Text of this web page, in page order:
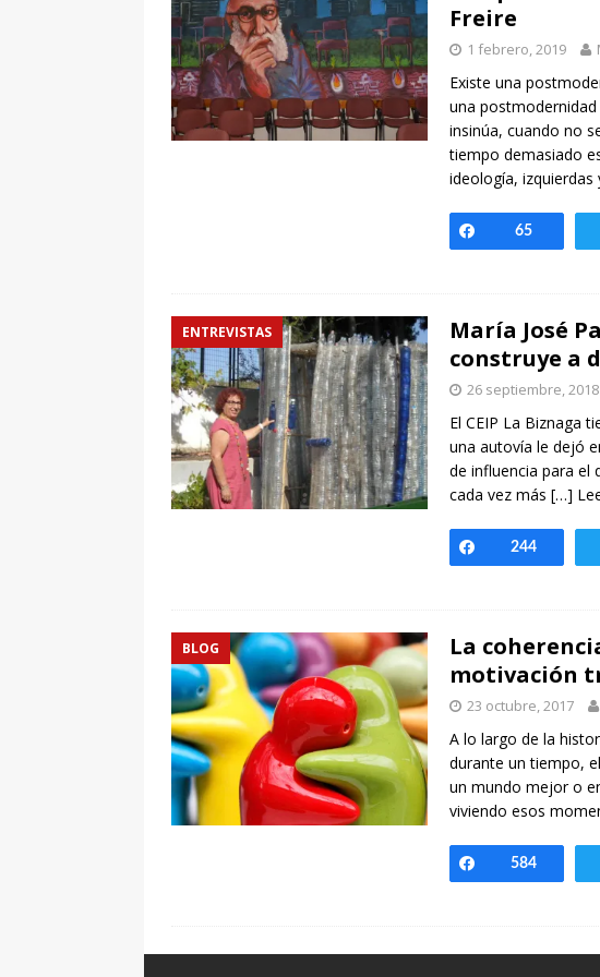
[ 7 enero, 2025 ]
Imaginar otros mundos
Primaria Prof. Heliodoro Ruiz Castillo
Freire
1 febrero, 2019
Existe una
una
insinúa, cuando no
tiempo demasiado
ideología, izquierdas
Compartir
65
ENTREVISTAS
María José
construye a
26 septiembre, 2018
El CEIP La Biznaga
una autovía le dejó
de influencia para el
cada vez más […]
Compartir
244
BLOG
La
motivación
23 octubre, 2017
A lo largo de la
durante un tiempo,
un mundo mejor o
viviendo esos
Compartir
584